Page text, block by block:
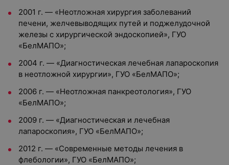
2001 г. — «Неотложная хирургия заболеваний
печени, желчевыводящих путей и поджелудочной
железы с хирургической эндоскопией», ГУО
«БелМАПО»;
2004 г. — «Диагностическая лечебная лапароскопия
в неотложной хирургии», ГУО «БелМАПО»;
2006 г. — «Неотложная панкреотология», ГУО
«БелМАПО»;
2009 г. — «Диагностическая и лечебная
лапароскопия», ГУО «БелМАПО»;
2012 г. — «Современные методы лечения в
флебологии», ГУО «БелМАПО»;